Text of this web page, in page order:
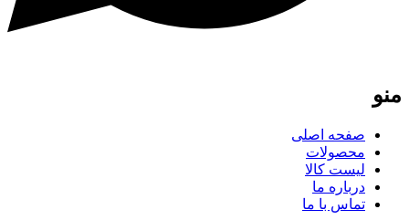
منو
صفحه اصلی
محصولات
لیست کالا
درباره ما
تماس با ما